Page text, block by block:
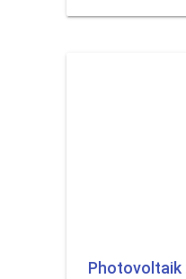
Photovoltaik